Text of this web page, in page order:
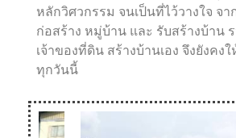
หลักวิศวกรรม จนเป็นที่ไว้วางใจ จา
ก่อสร้าง หมู่บ้าน และ รับสร้างบ้าน
เจ้าของที่ดิน สร้างบ้านเอง จึงยังคง
ทุกวันนี้